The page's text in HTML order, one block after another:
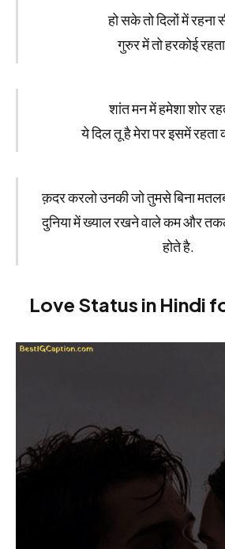
हो सके तो दिलों में रहना
गुरुर में तो हरकोई
शांत मन में हमेशा शोर
ये दिल तू है मेरा पर इसमें
क़दर करलो उनकी जो तुमसे बिना
दुनिया में ख्याल रखने वाले कम और
होते है.
Love Status in Hindi